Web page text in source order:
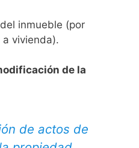
inmueble (por
vivienda).
de la
de actos de